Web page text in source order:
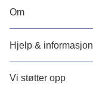
Om
Hjelp & informasjon
Vi støtter opp